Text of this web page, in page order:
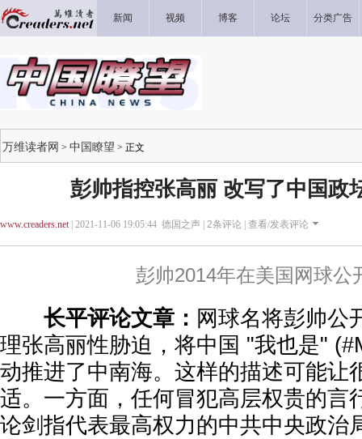
新闻 视频 博客 论坛 分类广告
万维读者网 > 中国瞭望 > 正文
彭帅指控张高丽 改写了中国政
www.creaders.net| 2021-11-06 19:05:44 德国之声 | 2条评论 | 查看/发表评论
彭帅2014年在美国网球公
长平评论文章： 网球名将彭帅公
理张高丽性胁迫，将中国 "我也是"
动推进了中南海。这样的描述可能让
适。一方面，任何冒犯高层权贵的言
论剑指代表最高权力的中共中央政治